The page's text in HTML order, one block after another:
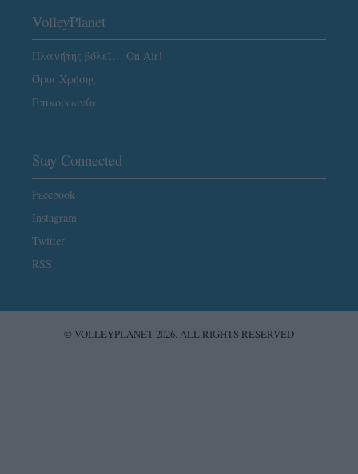
VolleyPlanet
Πλανήτης βόλεϊ… On Air!
Όροι Χρήσης
Επικοινωνία
Stay Connected
Facebook
Instagram
Twitter
RSS
© VOLLEYPLANET 2026. ALL RIGHTS RESERVED